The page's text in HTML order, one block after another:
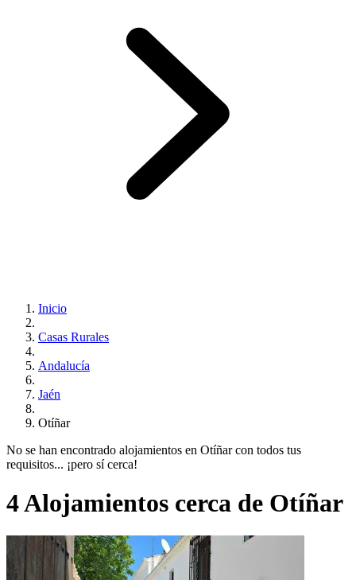
Inicio
Casas Rurales
Andalucía
Jaén
Otíñar
No se han encontrado alojamientos en Otíñar con todos tus
requisitos... ¡pero sí cerca!
4 Alojamientos cerca de Otíñar